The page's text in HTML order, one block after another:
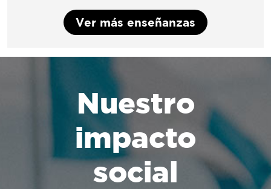
Ver más enseñanzas
Nuestro
impacto
social